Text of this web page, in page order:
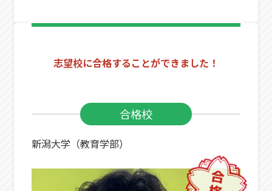
志望校に合格することができました！
合格校
新潟大学（教育学部）